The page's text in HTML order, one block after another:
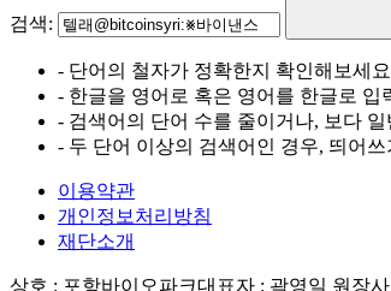
검색:
- 단어의 철자가 정확한지 확인해보세
- 한글을 영어로 혹은 영어를 한글로 입
- 검색어의 단어 수를 줄이거나, 보다
- 두 단어 이상의 검색어인 경우, 띄어
이용약관
개인정보처리방침
재단소개
상호 : 포항바이오파크대표자 : 곽영일 원장